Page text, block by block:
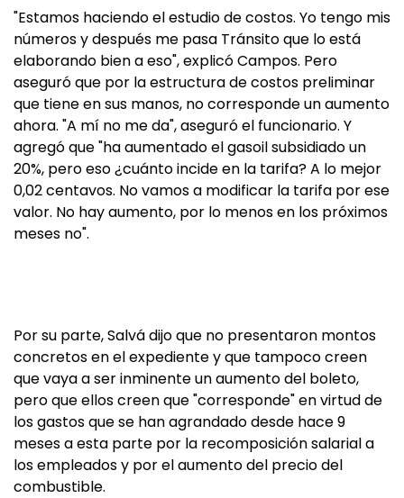
"Estamos haciendo el estudio de costos. Yo tengo mis
números y después me pasa Tránsito que lo está
elaborando bien a eso", explicó Campos. Pero
aseguró que por la estructura de costos preliminar
que tiene en sus manos, no corresponde un aumento
ahora. "A mí no me da", aseguró el funcionario. Y
agregó que "ha aumentado el gasoil subsidiado un
20%, pero eso ¿cuánto incide en la tarifa? A lo mejor
0,02 centavos. No vamos a modificar la tarifa por ese
valor. No hay aumento, por lo menos en los próximos
meses no".
Por su parte, Salvá dijo que no presentaron montos
concretos en el expediente y que tampoco creen
que vaya a ser inminente un aumento del boleto,
pero que ellos creen que "corresponde" en virtud de
los gastos que se han agrandado desde hace 9
meses a esta parte por la recomposición salarial a
los empleados y por el aumento del precio del
combustible.